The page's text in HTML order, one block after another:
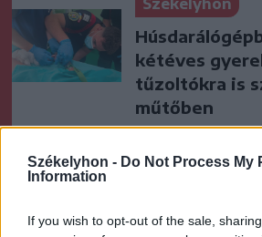
Székelyhon - Do Not Process My
Information
If you wish to opt-out of the sale,
Székelyhon
kétéves
tűzoltókra is
műtőben